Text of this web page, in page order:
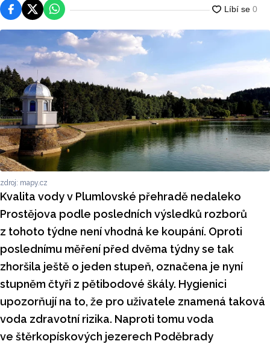
FacebookPlatforma X
WhatsApp
zdroj: mapy.cz
Kvalita vody v Plumlovské přehradě nedaleko
Prostějova podle posledních výsledků rozborů
z tohoto týdne není vhodná ke koupání. Oproti
poslednímu měření před dvěma týdny se tak
zhoršila ještě o jeden stupeň, označena je nyní
stupněm čtyři z pětibodové škály. Hygienici
upozorňují na to, že pro uživatele znamená taková
voda zdravotní rizika. Naproti tomu voda
ve štěrkopískových jezerech Poděbrady